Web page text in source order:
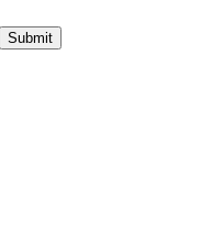
Submit